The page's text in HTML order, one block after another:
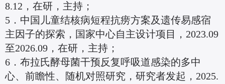
8.12，在研，主持；
5．中国儿童结核病短程抗痨方案及遗传易感宿
主因子的探索，国家中心自主设计项目，2023.09
至2026.09，在研，主持；
6．布拉氏酵母菌干预反复呼吸道感染的多中
心、前瞻性、随机对照研究，研究者发起，2025.